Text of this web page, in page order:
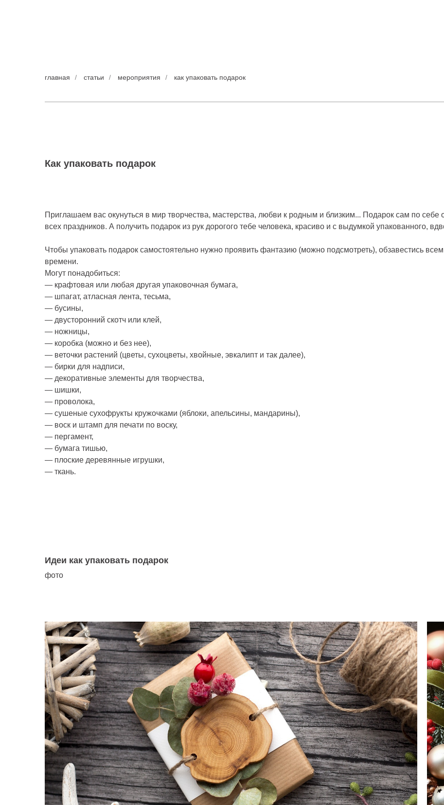
главная / статьи / мероприятия / как упаковать подарок
Как упаковать подарок
Приглашаем вас окунуться в мир творчества, мастерства, любви к родным и близким... Подарок сам по себе
всех праздников. А получить подарок из рук дорогого тебе человека, красиво и с выдумкой упакованного,
Чтобы упаковать подарок самостоятельно нужно проявить фантазию (можно подсмотреть), обзавестись
времени.
Могут понадобиться:
— крафтовая или любая другая упаковочная бумага,
— шпагат, атласная лента, тесьма,
— бусины,
— двусторонний скотч или клей,
— ножницы,
— коробка (можно и без нее),
— веточки растений (цветы, сухоцветы, хвойные, эвкалипт и так далее),
— бирки для надписи,
— декоративные элементы для творчества,
— шишки,
— проволока,
— сушеные сухофрукты кружочками (яблоки, апельсины, мандарины),
— воск и штамп для печати по воску,
— пергамент,
— бумага тишью,
— плоские деревянные игрушки,
— ткань.
Идеи как упаковать подарок
фото